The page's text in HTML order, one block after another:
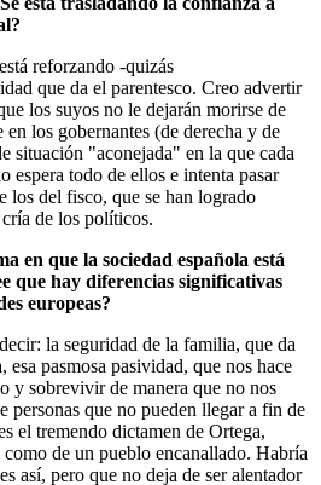
reforzando -quizás
que da el parentesco. Creo advertir
los suyos no le dejarán morirse de
los gobernantes (de derecha y de
situación "aconejada" en la que cada
espera todo de ellos e intenta pasar
los del fisco, que se han logrado
de los políticos.
en que la sociedad española está
que hay diferencias significativas
europeas?
la seguridad de la familia, que da
pasmosa pasividad, que nos hace
y sobrevivir de manera que no nos
personas que no pueden llegar a fin de
el tremendo dictamen de Ortega,
de un pueblo encanallado. Habría
así, pero que no deja de ser alentador